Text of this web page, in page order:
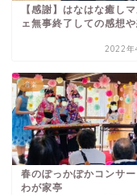
【感謝】はなはな癒し
ェ無事終了しての感想
2022年
音楽
春のぽっかぽかコンサ
わが家亭